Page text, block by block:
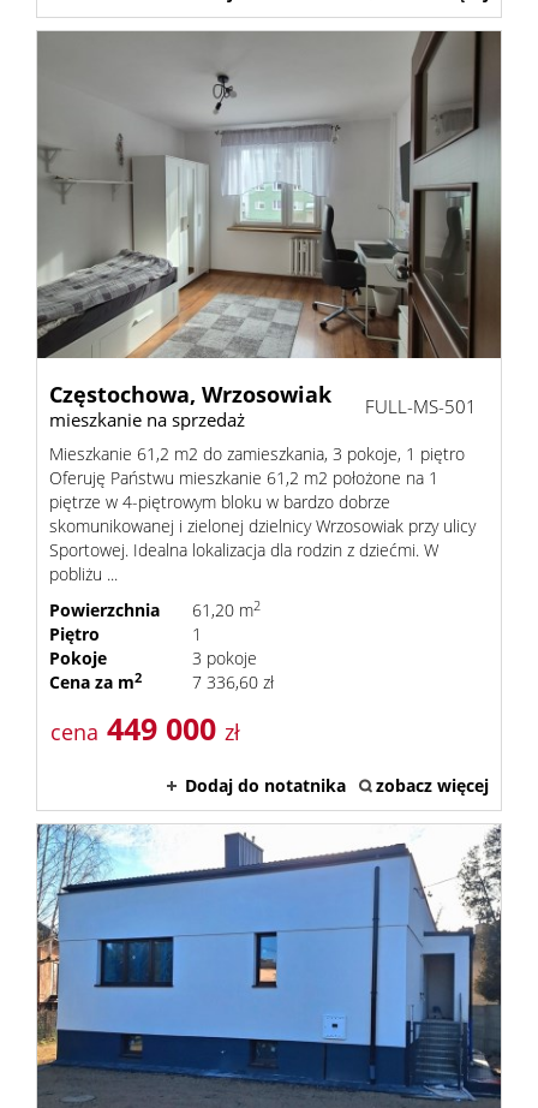
Częstochowa, Wrzosowiak
mieszkanie na sprzedaż
FULL-MS-501
Mieszkanie 61,2 m2 do zamieszkania, 3 pokoje, 1 piętro
Oferuję Państwu mieszkanie 61,2 m2 położone na 1
piętrze w 4-piętrowym bloku w bardzo dobrze
skomunikowanej i zielonej dzielnicy Wrzosowiak przy ulicy
Sportowej. Idealna lokalizacja dla rodzin z dziećmi. W
pobliżu ...
Powierzchnia
61,20 m2
Piętro
1
Pokoje
3 pokoje
Cena za m2 7 336,60 zł
cena 449 000 zł
Dodaj do notatnika zobacz więcej